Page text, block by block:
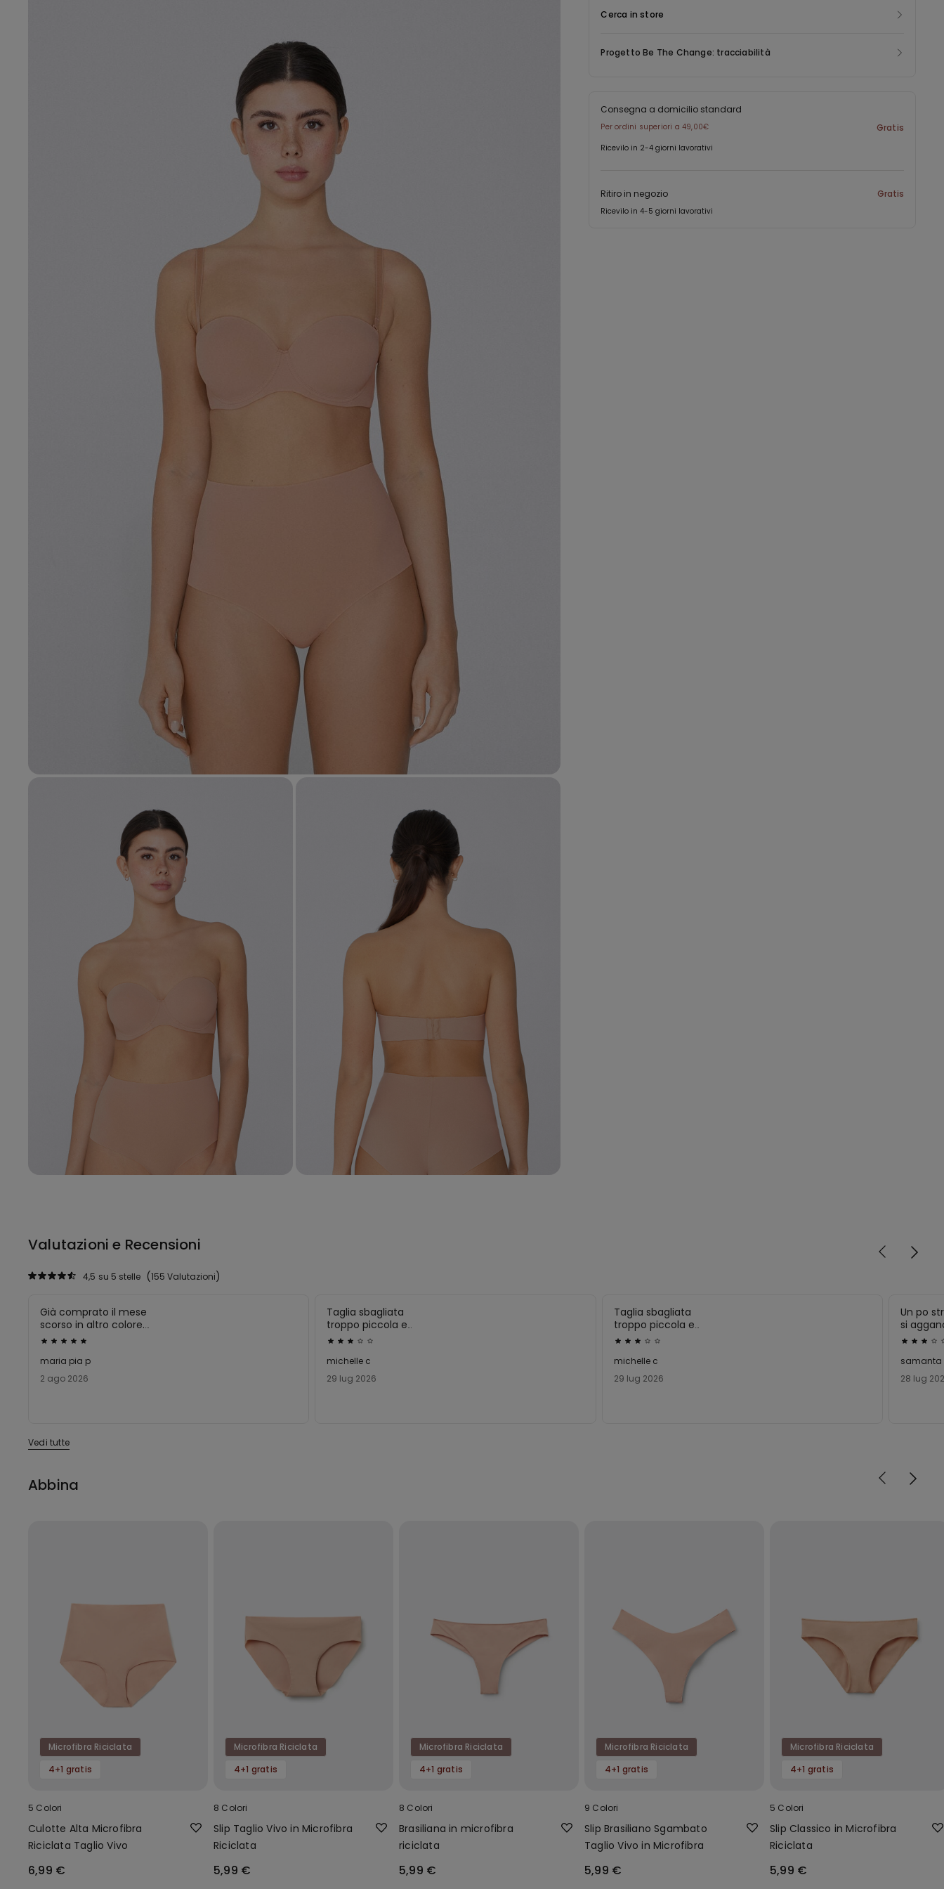
Cerca in store
Progetto Be The Change: tracciabilità
Consegna a domicilio standard
Per ordini superiori a 49,00€ Gratis
Ricevilo in 2-4 giorni lavorativi
Ritiro in negozio Gratis
Ricevilo in 4-5 giorni lavorativi
Valutazioni e Recensioni
155 Valutazioni
4,5 su 5 stelle
Valutato
5
su
Già comprato il mese
scorso in altro colore.
Mi piace la tenuta e la
2 ago 2026
maria pia p
Valutato
3
su
Taglia sbagliata
troppo piccola e
stretta .
a saldo.
29 lug 2026
michelle c
Valutato
3
su
Taglia sbagliata
troppo piccola e
stretta .
a saldo.
29 lug 2026
michelle c
Valutato
3
su
Un po
si
28 lug
samanta
Vedi tutte
Abbina
Microfibra Riciclata
4+1 gratis
5 Colori
Culotte Alta Microfibra
Riciclata Taglio Vivo
6,99 €
Microfibra Riciclata
4+1 gratis
8 Colori
Slip Taglio Vivo in Microfibra
Riciclata
5,99 €
Microfibra Riciclata
4+1 gratis
8 Colori
Brasiliana in microfibra
riciclata
5,99 €
Microfibra Riciclata
4+1 gratis
9 Colori
Slip Brasiliano Sgambato
Taglio Vivo in Microfibra
5,99 €
Microfibra Riciclata
4+1 gratis
5 Colori
Slip Classico in Microfibra
Riciclata
5,99 €